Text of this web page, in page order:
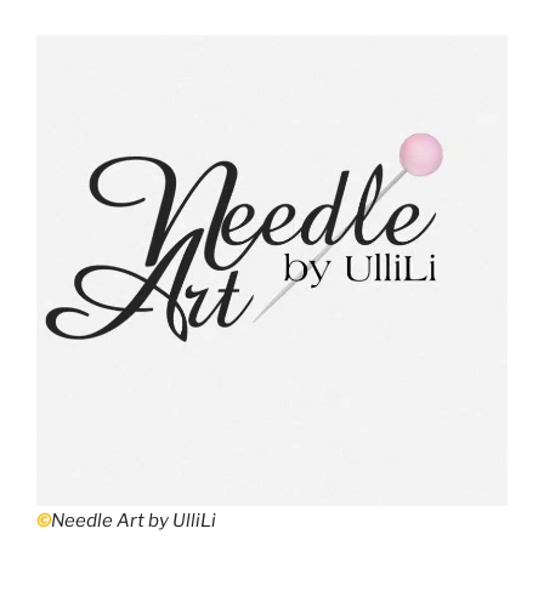
©Needle Art by UlliLi